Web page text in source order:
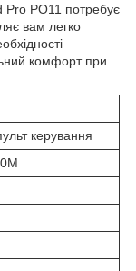
Pro PO11 потребує
вам легко
комфорт при
керування